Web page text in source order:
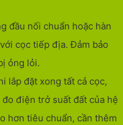
đầu nối chuẩn hoặc hàn
cọc tiếp địa. Đảm bảo
ỏng lỏi.
lắp đặt xong tất cả cọc,
điện trở suất đất của hệ
hơn tiêu chuẩn, cần thêm